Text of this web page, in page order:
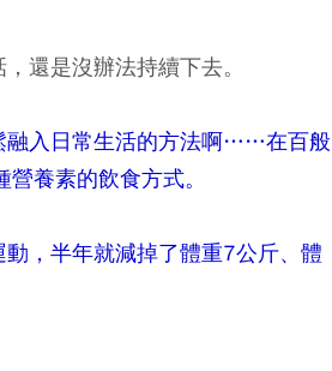
還是沒辦法持續下去。
融入日常生活的方法啊……在百般
養素的飲食方式。
，半年就減掉了體重7公斤、體